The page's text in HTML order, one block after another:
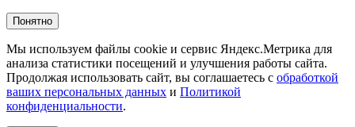
Понятно
Мы используем файлы cookie и сервис Яндекс.Метрика для
анализа статистики посещений и улучшения работы сайта.
Продолжая использовать сайт, вы соглашаетесь с обработкой
ваших персональных данных и Политикой
конфиденциальности.